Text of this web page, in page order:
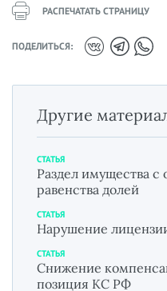
РАСПЕЧАТАТЬ СТРАНИЦУ
ПОДЕЛИТЬСЯ:
Другие
СТАТЬЯ
Раздел имущества с
равенства долей
СТАТЬЯ
Нарушение
СТАТЬЯ
Снижение
позиция КС РФ